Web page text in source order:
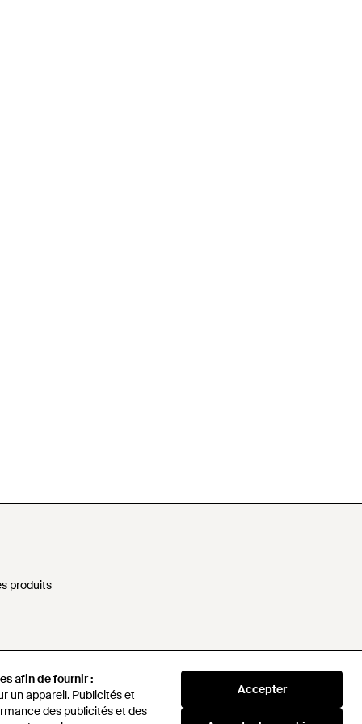
afin de fournir :
un appareil. Publicités et
des publicités et des
Accepter
produits